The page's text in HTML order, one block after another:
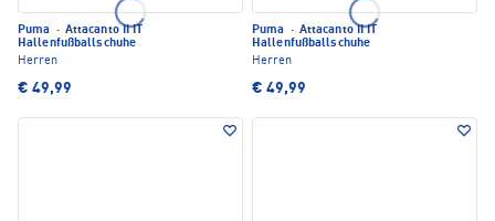
Puma · Attacanto II IT
Hallenfußballschuhe
Herren
€ 49,99
Puma · Attacanto II IT
Hallenfußballschuhe
Herren
€ 49,99